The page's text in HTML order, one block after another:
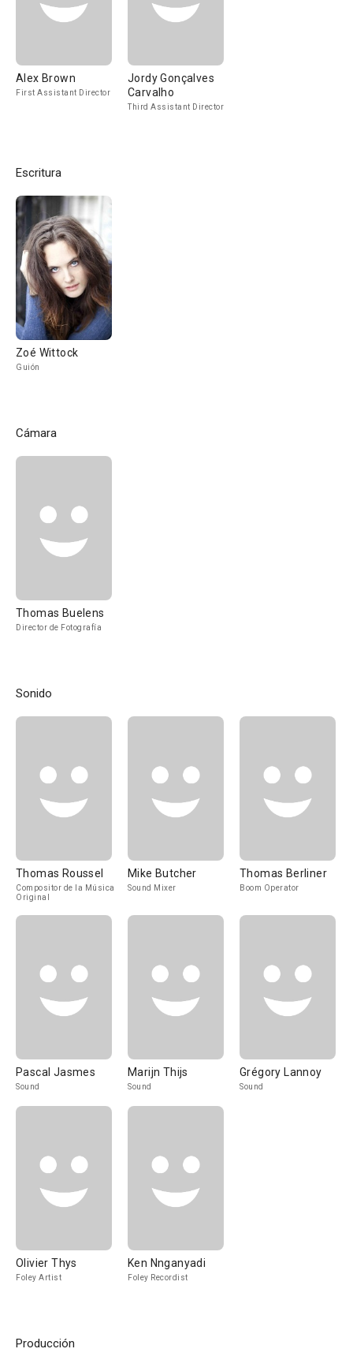
Alex Brown
First Assistant Director
Jordy Gonçalves
Carvalho
Third Assistant Director
Escritura
Zoé Wittock
Guión
Cámara
Thomas Buelens
Director de Fotografía
Sonido
Thomas Roussel
Compositor de la Música
Original
Mike Butcher
Sound Mixer
Thomas Berliner
Boom Operator
Pascal Jasmes
Sound
Marijn Thijs
Sound
Grégory Lannoy
Sound
Olivier Thys
Foley Artist
Ken Nnganyadi
Foley Recordist
Producción